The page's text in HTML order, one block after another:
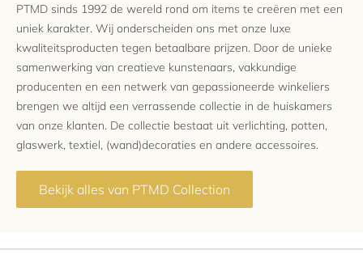
PTMD sinds 1992 de wereld rond om items te creëren met een
uniek karakter. Wij onderscheiden ons met onze luxe
kwaliteitsproducten tegen betaalbare prijzen. Door de unieke
samenwerking van creatieve kunstenaars, vakkundige
producenten en een netwerk van gepassioneerde winkeliers
brengen we altijd een verrassende collectie in de huiskamers
van onze klanten. De collectie bestaat uit verlichting, potten,
glaswerk, textiel, (wand)decoraties en andere accessoires.
Bekijk alles van PTMD Collection